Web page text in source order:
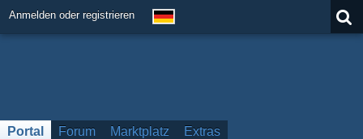
Anmelden oder registrieren
Portal Forum Marktplatz Extras